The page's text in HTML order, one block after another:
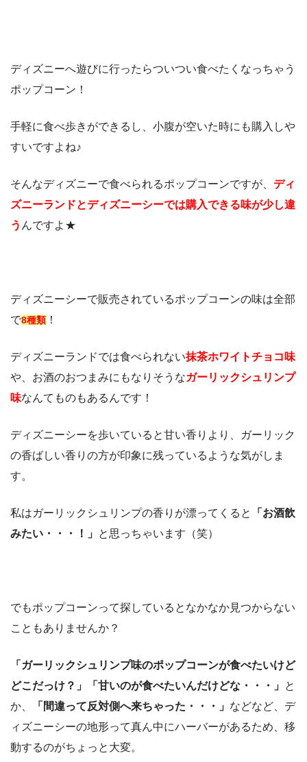
ディズニーへ遊びに行ったらついつい食べたくなっちゃう
ポップコーン！
手軽に食べ歩きができるし、小腹が空いた時にも購入しや
すいですよね♪
そんなディズニーで食べられるポップコーンですが、 ディ
ズニーランドとディズニーシーでは購入できる味が少し違
う んですよ★
ディズニーシーで販売されているポップコーンの味は全部
で8種類 ！
ディズニーランドでは食べられない抹茶ホワイトチョコ味
や、お酒のおつまみにもなりそうなガーリックシュリンプ
味なんてものもあるんです！
ディズニーシーを歩いていると甘い香りより、ガーリック
の香ばしい香りの方が印象に残っているような気がしま
す。
私はガーリックシュリンプの香りが漂ってくると
「お酒飲
みたい・・・！」 と思っちゃいます（笑）
でもポップコーンって探しているとなかなか見つからない
こともありませんか？
「ガーリックシュリンプ味のポップコーンが食べたいけど
どこだっけ？」「甘いのが食べたいんだけどな・・・」 と
か、
「間違って反対側へ来ちゃった・・・」 などなど、デ
ィズニーシーの地形って真ん中にハーバーがあるため、移
動するのがちょっと大変。